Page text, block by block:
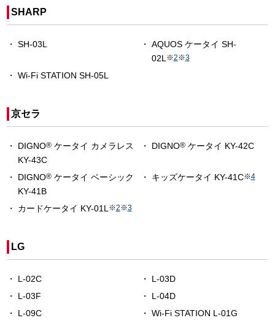
SHARP
SH-03L
AQUOS ケータイ SH-
02L ※2※3
Wi-Fi STATION SH-05L
京セラ
DIGNO®ケータイ カメラレス
KY-43C
DIGNO®ケータイ KY-42C
DIGNO®ケータイ ベーシック
KY-41B
キッズケータイ KY-41C※4
カードケータイ KY-01L ※2※3
LG
L-02C
L-03D
L-03F
L-04D
L-09C
Wi-Fi STATION L-01G